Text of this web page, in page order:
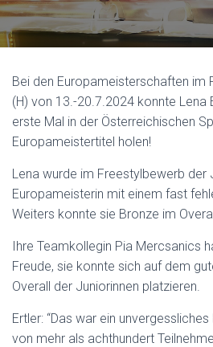
Bei den Europameisterschaften im
(H) von 13.-20.7.2024 konnte Lena
erste Mal in der Österreichischen
Europameistertitel holen!
Lena wurde im Freestylbewerb der
Europameisterin mit einem fast
Weiters konnte sie Bronze im
Ihre Teamkollegin Pia Mercsanics
Freude, sie konnte sich auf dem
Overall der Juniorinnen platzieren.
Ertler: “Das war ein
von mehr als achthundert